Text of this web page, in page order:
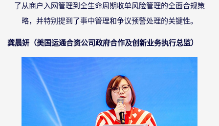
了从商户入网管理到全生命周期收单风险管理的全面合规策
略，并特别提到了事中管理和争议预警处理的关键性。
龚晨妍（美国运通合资公司政府合作及创新业务执行总监）